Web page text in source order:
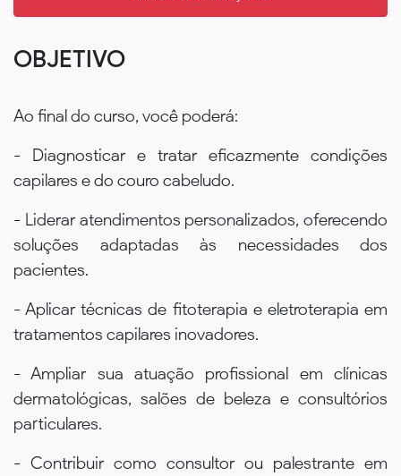
OBJETIVO
Ao final do curso, você poderá:
- Diagnosticar e tratar eficazmente condições
capilares e do couro cabeludo.
- Liderar atendimentos personalizados, oferecendo
soluções adaptadas às necessidades dos
pacientes.
- Aplicar técnicas de fitoterapia e eletroterapia em
tratamentos capilares inovadores.
- Ampliar sua atuação profissional em clínicas
dermatológicas, salões de beleza e consultórios
particulares.
- Contribuir como consultor ou palestrante em